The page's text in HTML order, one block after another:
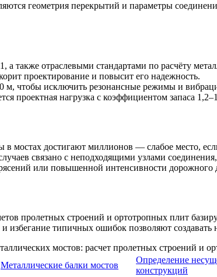
геометрия перекрытий и параметры
также отраслевыми стандартами по расчёту
проектирование и повысит его надежность.
м, чтобы исключить резонансные режимы и
проектная нагрузка с коэффициентом запаса
в мостах достигают миллионов — слабое место,
связано с неподходящими узлами
или повышенной интенсивности дорожного
пролетных строений и ортотропных плит
типичных ошибок позволяют
Металлические балки мостов
Определение
конструкций